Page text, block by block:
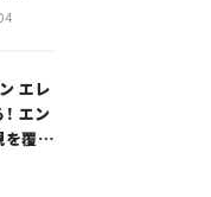
エレ
エン
を覆し
。